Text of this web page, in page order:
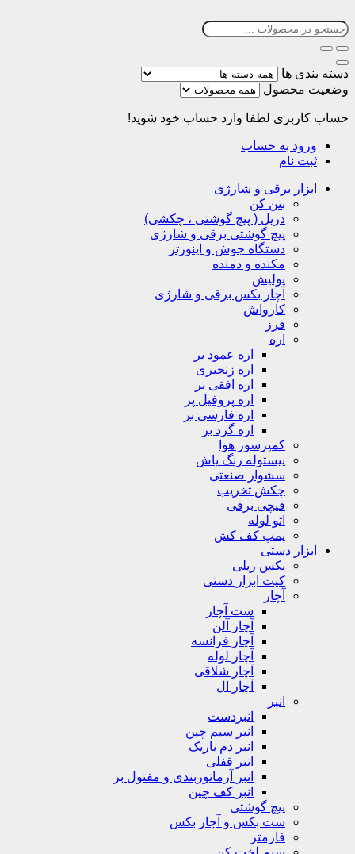
دسته بندی ها
وضعیت محصول
حساب کاربری لطفا وارد حساب خود شوید!
ورود به حساب
ثبت نام
ابزار برقی و شارژی
بتن کن
دریل ( پیچ گوشتی ، چکشی)
پیچ گوشتی برقی و شارژی
دستگاه جوش و اینورتر
مکنده و دمنده
پولیش
آچار بکس برقی و شارژی
کارواش
فرز
اره
اره عمود بر
اره زنجیری
اره افقی بر
اره پروفیل پر
اره فارسی بر
اره گرد بر
کمپرسور هوا
پیستوله رنگ پاش
سشوار صنعتی
چکش تخریب
قیچی برقی
اتو لوله
پمپ کف کش
ابزار دستی
بکس ریلی
کیت ابزار دستی
آچار
ست آچار
آچار آلن
آچار فرانسه
آچار لوله
آچار شلاقی
آچار ال
انبر
انبردست
انبر سیم چین
انبر دم باریک
انبر قفلی
انبر آرماتوربندی و مفتول بر
انبر کف چین
پیچ گوشتی
ست بکس و آچار بکس
فازمتر